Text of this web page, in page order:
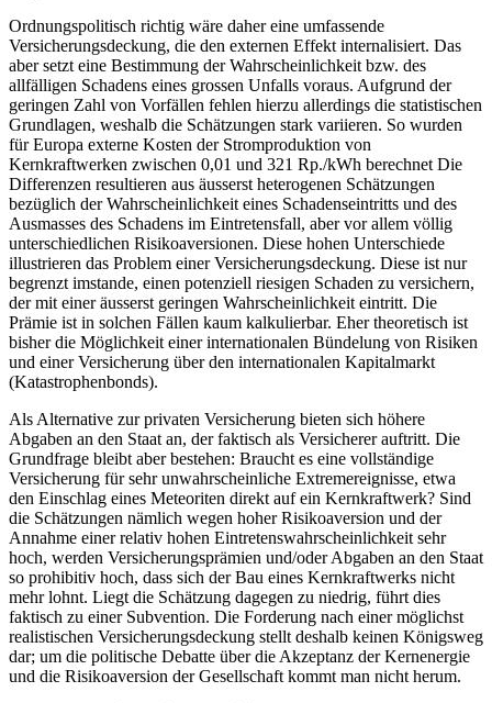
Ordnungspolitisch richtig wäre daher eine umfassende
Versicherungsdeckung, die den externen Effekt internalisiert. Das
aber setzt eine Bestimmung der Wahrscheinlichkeit bzw. des
allfälligen Schadens eines grossen Unfalls voraus. Aufgrund der
geringen Zahl von Vorfällen fehlen hierzu allerdings die statistischen
Grundlagen, weshalb die Schätzungen stark variieren. So wurden
für Europa externe Kosten der Stromproduktion von
Kernkraftwerken zwischen 0,01 und 321 Rp./kWh berechnet Die
Differenzen resultieren aus äusserst heterogenen Schätzungen
bezüglich der Wahrscheinlichkeit eines Schadenseintritts und des
Ausmasses des Schadens im Eintretensfall, aber vor allem völlig
unterschiedlichen Risikoaversionen. Diese hohen Unterschiede
illustrieren das Problem einer Versicherungsdeckung. Diese ist nur
begrenzt imstande, einen potenziell riesigen Schaden zu versichern,
der mit einer äusserst geringen Wahrscheinlichkeit eintritt. Die
Prämie ist in solchen Fällen kaum kalkulierbar. Eher theoretisch ist
bisher die Möglichkeit einer internationalen Bündelung von Risiken
und einer Versicherung über den internationalen Kapitalmarkt
(Katastrophenbonds).
Als Alternative zur privaten Versicherung bieten sich höhere
Abgaben an den Staat an, der faktisch als Versicherer auftritt. Die
Grundfrage bleibt aber bestehen: Braucht es eine vollständige
Versicherung für sehr unwahrscheinliche Extremereignisse, etwa
den Einschlag eines Meteoriten direkt auf ein Kernkraftwerk? Sind
die Schätzungen nämlich wegen hoher Risikoaversion und der
Annahme einer relativ hohen Eintretenswahrscheinlichkeit sehr
hoch, werden Versicherungsprämien und/oder Abgaben an den Staat
so prohibitiv hoch, dass sich der Bau eines Kernkraftwerks nicht
mehr lohnt. Liegt die Schätzung dagegen zu niedrig, führt dies
faktisch zu einer Subvention. Die Forderung nach einer möglichst
realistischen Versicherungsdeckung stellt deshalb keinen Königsweg
dar; um die politische Debatte über die Akzeptanz der Kernenergie
und die Risikoaversion der Gesellschaft kommt man nicht herum.